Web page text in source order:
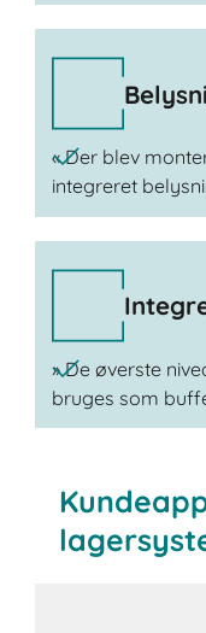
« Der blev
integreret
» De øverste
bruges som